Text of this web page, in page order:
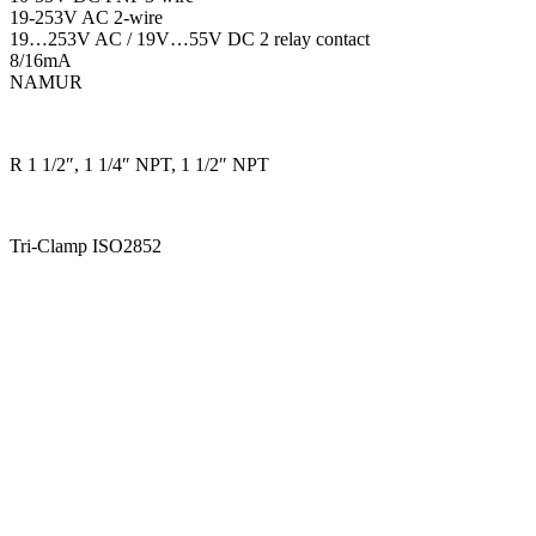
19-253V AC 2-wire
19…253V AC / 19V…55V DC 2 relay contact
8/16mA
NAMUR
R 1 1/2″, 1 1/4″ NPT, 1 1/2″ NPT
Tri-Clamp ISO2852